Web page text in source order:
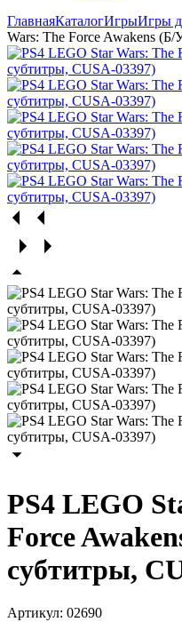
ГлавнаяКаталогИгрыИгры
Wars: The Force Awakens
PS4 LEGO
Force
субтитры,
Артикул: 02690